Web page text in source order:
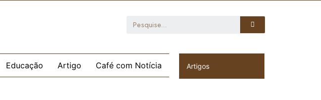
Educação Artigo Café com Notícia Artigos